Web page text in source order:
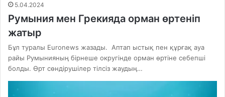
5.04.2024
Румыния мен Грекияда орман өртеніп
жатыр
Бұл туралы Euronews жазады. Аптап ыстық пен құрғақ ауа
райы Румынияның бірнеше округінде орман өртіне себепші
болды. Өрт сөндірушілер тілсіз жаудың…